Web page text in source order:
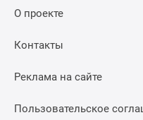
О проекте
Контакты
Реклама на сайте
Пользовательское